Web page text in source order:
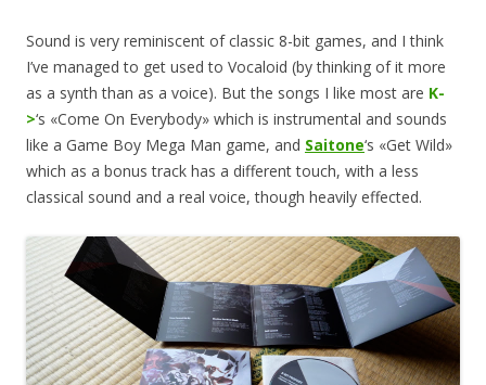
Sound is very reminiscent of classic 8-bit games, and I think
I’ve managed to get used to Vocaloid (by thinking of it more
as a synth than as a voice). But the songs I like most are K-
>‘s «Come On Everybody» which is instrumental and sounds
like a Game Boy Mega Man game, and Saitone‘s «Get Wild»
which as a bonus track has a different touch, with a less
classical sound and a real voice, though heavily effected.